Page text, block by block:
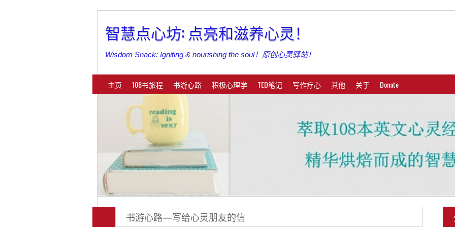
智慧点心坊: 点亮和滋养心灵！
Wisdom Snack: Igniting & nourishing the soul！原创心灵驿站！
主页 108书旅程 书游心路 积极心理学 TED笔记 写作疗心 其他 关于 Donate
书游心路—写给心灵朋友的信